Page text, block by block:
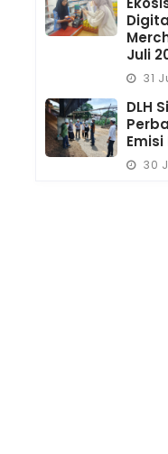
Juli
31
DLH
30